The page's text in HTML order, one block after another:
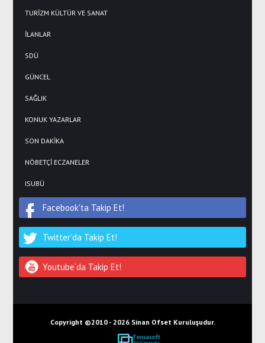
TURİZM KÜLTÜR VE SANAT
İLANLAR
SDÜ
GÜNCEL
SAĞLIK
KONUK YAZARLAR
SON DAKİKA
NÖBETÇİ ECZANELER
ISUBÜ
Facebook'ta Takip Et!
Twitter'da Takip Et!
Youtube'da Takip Et!
Copyright ©2010 - 2026 Sinan Ofset Kuruluşudur.